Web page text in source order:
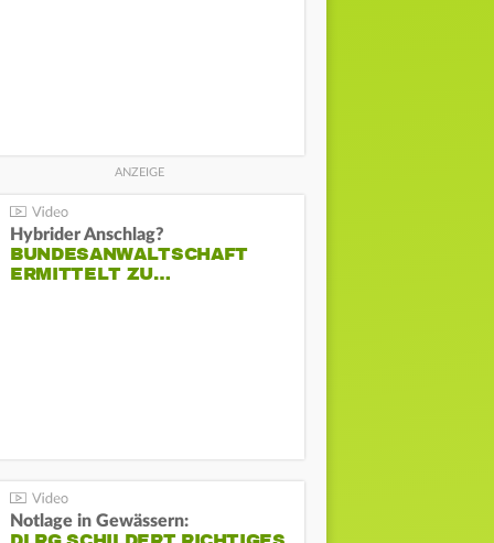
Hybrider Anschlag?
BUNDESANWALTSCHAFT
ERMITTELT ZU…
Notlage in Gewässern: